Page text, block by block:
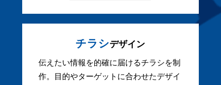
チラシデザイン
伝えたい情報を的確に届けるチラシを制
作。目的やターゲットに合わせたデザイ